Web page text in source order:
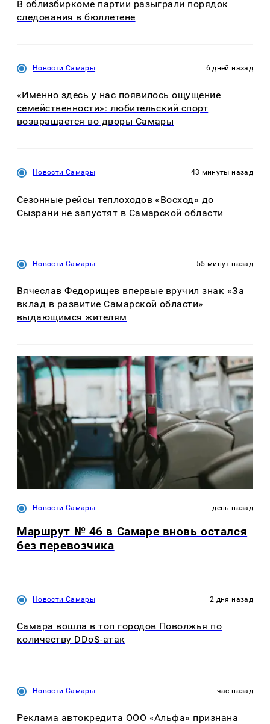
В облизбиркоме партии разыграли порядок
следования в бюллетене
Новости Самары 6 дней назад
«Именно здесь у нас появилось ощущение
семейственности»: любительский спорт
возвращается во дворы Самары
Новости Самары 43 минуты назад
Сезонные рейсы теплоходов «Восход» до
Сызрани не запустят в Самарской области
Новости Самары 55 минут назад
Вячеслав Федорищев впервые вручил знак «За
вклад в развитие Самарской области»
выдающимся жителям
Новости Самары день назад
Маршрут № 46 в Самаре вновь остался
без перевозчика
Новости Самары 2 дня назад
Самара вошла в топ городов Поволжья по
количеству DDoS-атак
Новости Самары час назад
Реклама автокредита ООО «Альфа» признана